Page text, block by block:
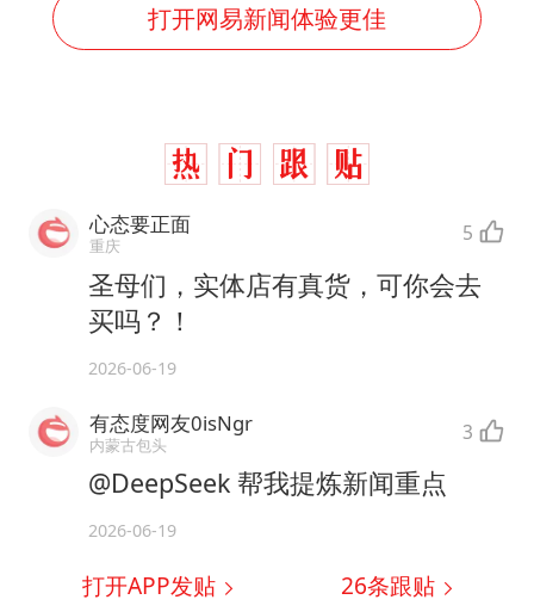
打开网易新闻体验更佳
心态要正面
重庆 5
圣母们，实体店有真货，可你会去
买吗？！
2026-06-19
有态度网友0isNgr
内蒙古包头 3
@DeepSeek 帮我提炼新闻重点
2026-06-19
打开APP发贴 26条跟贴